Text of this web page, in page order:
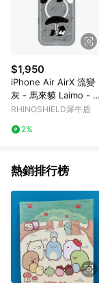
$1,950
iPhone Air AirX 流變
灰 - 馬來貘 Laimo - 下
雨了(透明款)
RHINOSHIELD犀牛盾
2%
熱銷排行榜